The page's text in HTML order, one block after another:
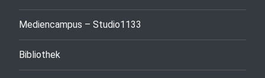
Mediencampus – Studio1133
Bibliothek